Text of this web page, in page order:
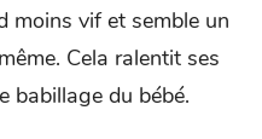
moins vif et semble un
Cela ralentit ses
babillage du bébé.